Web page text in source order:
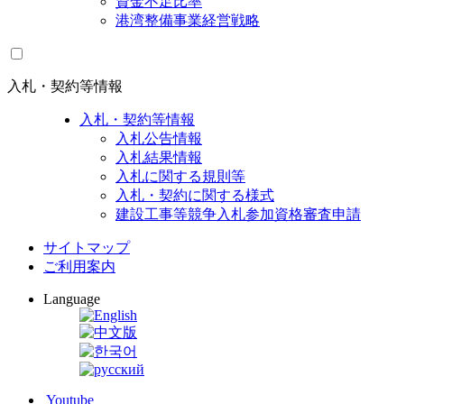
港湾整備事業経営戦略
入札・契約等情報
入札・契約等情報
入札公告情報
入札結果情報
入札に関する規則等
入札・契約に関する様式
建設工事等競争入札参加資格審査申請
サイトマップ
ご利用案内
Language
Youtube